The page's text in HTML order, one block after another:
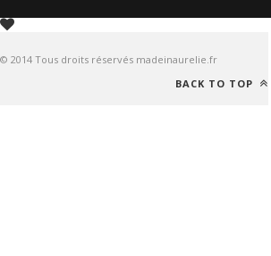
© 2014 Tous droits réservés madeinaurelie.fr
BACK TO TOP